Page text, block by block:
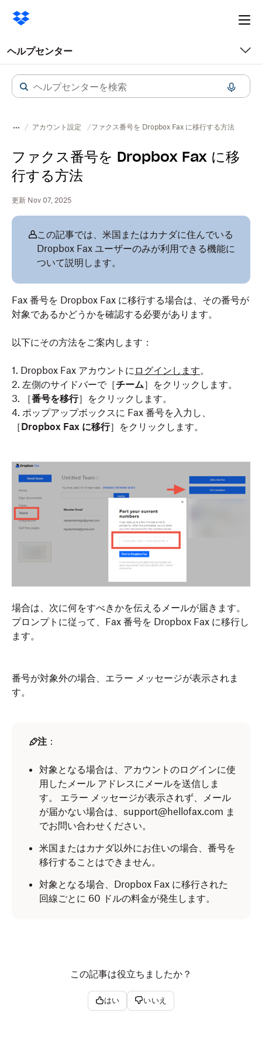
ヘルプセンター
アカウント設定 ファクス番号を Dropbox Fax に移行する方法
ファクス番号を Dropbox Fax に移
行する方法
更新 Nov 07, 2025
この記事では、米国またはカナダに住んでいる
Dropbox Fax ユーザーのみが利用できる機能に
ついて説明します。
Fax 番号を Dropbox Fax に移行する場合は、その番号が
対象であるかどうかを確認する必要があります。
以下にその方法をご案内します：
1. Dropbox Fax アカウントに ログインします。
2. 左側のサイドバーで［チーム］をクリックします。
3. ［番号を移行］をクリックします。
4. ポップアップボックスに Fax 番号を入力し、
［Dropbox Fax に移行］をクリックします。
場合は、次に何をすべきかを伝えるメールが届きます。
プロンプトに従って、Fax 番号を Dropbox Fax に移行し
ます。
番号が対象外の場合、エラー メッセージが表示されま
す。
注 ：
対象となる場合は、アカウントのログインに使
用したメール アドレスにメールを送信しま
す。 エラー メッセージが表示されず、メール
が届かない場合は、support@hellofax.com ま
でお問い合わせください。
米国またはカナダ以外にお住いの場合、番号を
移行することはできません。
対象となる場合、Dropbox Fax に移行された
回線ごとに 60 ドルの料金が発生します。
この記事は役立ちましたか？
はい いいえ